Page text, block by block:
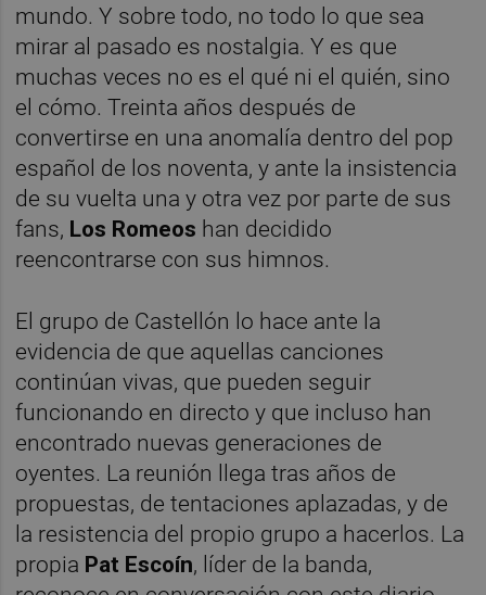
mundo. Y sobre todo, no todo lo que sea
mirar al pasado es nostalgia. Y es que
muchas veces no es el qué ni el quién, sino
el cómo. Treinta años después de
convertirse en una anomalía dentro del pop
español de los noventa, y ante la insistencia
de su vuelta una y otra vez por parte de sus
fans, Los Romeos han decidido
reencontrarse con sus himnos.
El grupo de Castellón lo hace ante la
evidencia de que aquellas canciones
continúan vivas, que pueden seguir
funcionando en directo y que incluso han
encontrado nuevas generaciones de
oyentes. La reunión llega tras años de
propuestas, de tentaciones aplazadas, y de
la resistencia del propio grupo a hacerlos. La
propia Pat Escoín, líder de la banda,